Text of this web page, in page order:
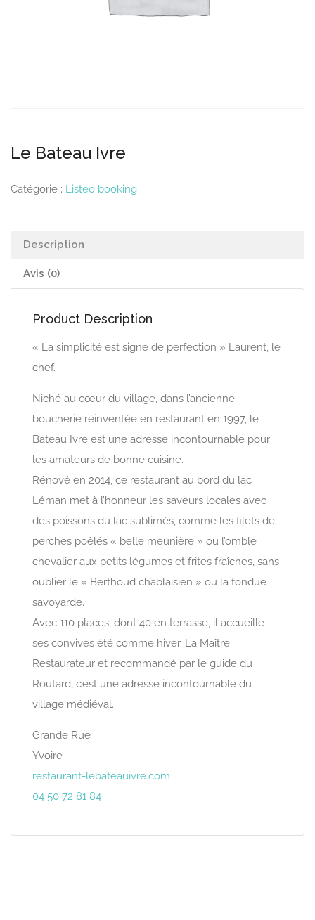
Le Bateau Ivre
Catégorie : Listeo booking
Description
Avis (0)
Product Description
« La simplicité est signe de perfection » Laurent, le
chef.
Niché au cœur du village, dans l’ancienne
boucherie réinventée en restaurant en 1997, le
Bateau Ivre est une adresse incontournable pour
les amateurs de bonne cuisine.
Rénové en 2014, ce restaurant au bord du lac
Léman met à l’honneur les saveurs locales avec
des poissons du lac sublimés, comme les filets de
perches poêlés « belle meunière » ou l’omble
chevalier aux petits légumes et frites fraîches, sans
oublier le « Berthoud chablaisien » ou la fondue
savoyarde.
Avec 110 places, dont 40 en terrasse, il accueille
ses convives été comme hiver. La Maître
Restaurateur et recommandé par le guide du
Routard, c’est une adresse incontournable du
village médiéval.
Grande Rue
Yvoire
restaurant-lebateauivre.com
04 50 72 81 84